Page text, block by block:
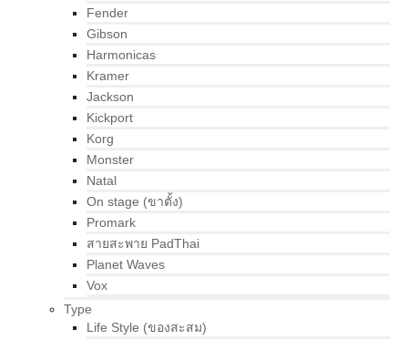
Fender
Gibson
Harmonicas
Kramer
Jackson
Kickport
Korg
Monster
Natal
On stage (ขาตั้ง)
Promark
สายสะพาย PadThai
Planet Waves
Vox
Type
Life Style (ของสะสม)